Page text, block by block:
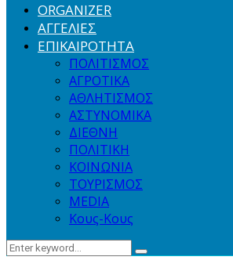
ORGANIZER
ΑΓΓΕΛΙΕΣ
ΕΠΙΚΑΙΡΟΤΗΤΑ
ΠΟΛΙΤΙΣΜΟΣ
ΑΓΡΟΤΙΚΑ
ΑΘΛΗΤΙΣΜΟΣ
ΑΣΤΥΝΟΜΙΚΑ
ΔΙΕΘΝΗ
ΠΟΛΙΤΙΚΗ
ΚΟΙΝΩΝΙΑ
ΤΟΥΡΙΣΜΟΣ
MEDIA
Κους-Κους
Search
Search